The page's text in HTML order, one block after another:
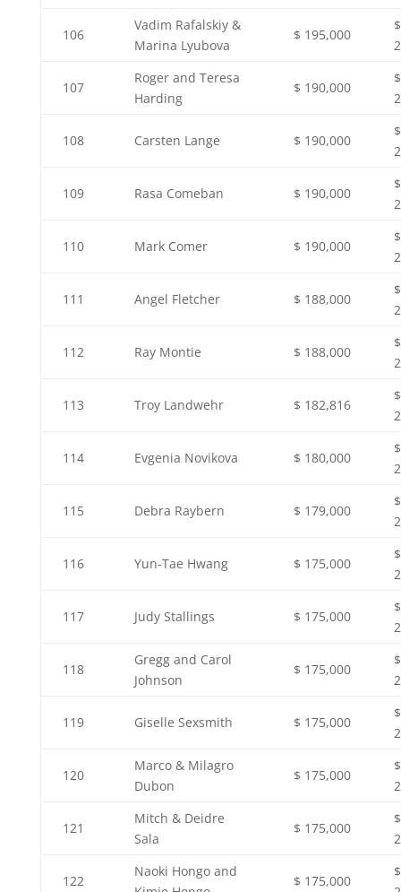
106
Vadim Rafalskiy &
Marina Lyubova
$ 195,000
$
107
Roger and Teresa
Harding
$ 190,000
$
108 Carsten Lange $ 190,000
$
109 Rasa Comeban $ 190,000
$
110 Mark Comer $ 190,000
$
111 Angel Fletcher $ 188,000
$
112 Ray Montie $ 188,000
$
113 Troy Landwehr $ 182,816
$
114 Evgenia Novikova $ 180,000
$
115 Debra Raybern $ 179,000
$
116 Yun-Tae Hwang $ 175,000
$
117 Judy Stallings $ 175,000
$
118
Gregg and Carol
Johnson
$ 175,000
$
119 Giselle Sexsmith $ 175,000
$
120
Marco & Milagro
Dubon
$ 175,000
$
121
Mitch & Deidre
Sala
$ 175,000
$
122
Naoki Hongo and
$ 175,000
$